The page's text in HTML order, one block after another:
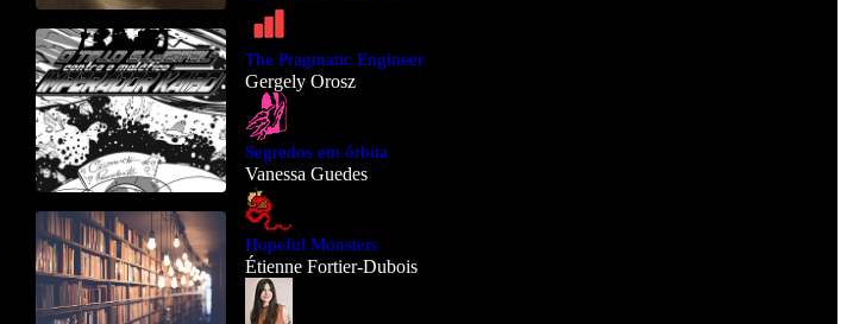
The Pragmatic Engineer
Gergely Orosz
Segredos em órbita
Vanessa Guedes
Hopeful Monsters
Étienne Fortier-Dubois